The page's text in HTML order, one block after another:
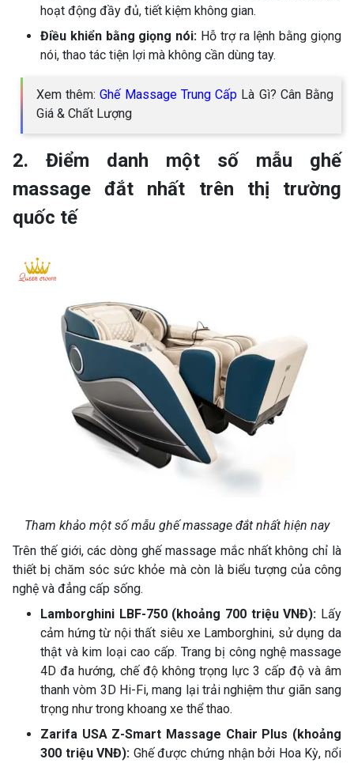
hoạt động đầy đủ, tiết kiệm không gian.
Điều khiển bằng giọng nói: Hỗ trợ ra lệnh bằng giọng
nói, thao tác tiện lợi mà không cần dùng tay.
Xem thêm:Ghế Massage Trung Cấp Là Gì? Cân Bằng
Giá & Chất Lượng
2. Điểm danh một số mẫu ghế
massage đắt nhất trên thị trường
quốc tế
Tham khảo một số mẫu ghế massage đắt nhất hiện nay
Trên thế giới, các dòng ghế massage mắc nhất không chỉ là
thiết bị chăm sóc sức khỏe mà còn là biểu tượng của công
nghệ và đẳng cấp sống.
Lamborghini LBF-750 (khoảng 700 triệu VNĐ): Lấy
cảm hứng từ nội thất siêu xe Lamborghini, sử dụng da
thật và kim loại cao cấp. Trang bị công nghệ massage
4D đa hướng, chế độ không trọng lực 3 cấp độ và âm
thanh vòm 3D Hi-Fi, mang lại trải nghiệm thư giãn sang
trọng như trong khoang xe thể thao.
Zarifa USA Z-Smart Massage Chair Plus (khoảng
300 triệu VNĐ): Ghế được chứng nhận bởi Hoa Kỳ, nổi